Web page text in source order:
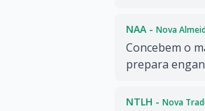
NAA - Nova
Concebem o
prepara
NTLH - Nova